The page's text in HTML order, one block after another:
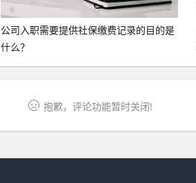
公司入职需要提供社保缴费记录的目的是
什么？
抱歉，评论功能暂时关闭!